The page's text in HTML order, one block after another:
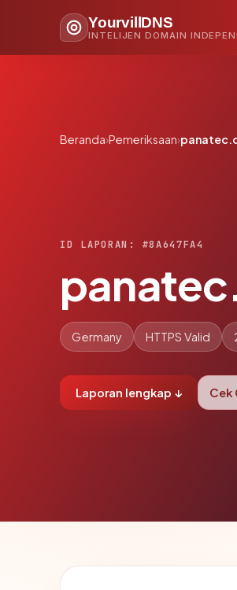
YourvillDNS
INTELIJEN DOMAIN
Beranda›Pemeriksaan›
ID LAPORAN: #8A647FA4
Germany HTTPS Valid
Laporan lengkap ↓ Cek